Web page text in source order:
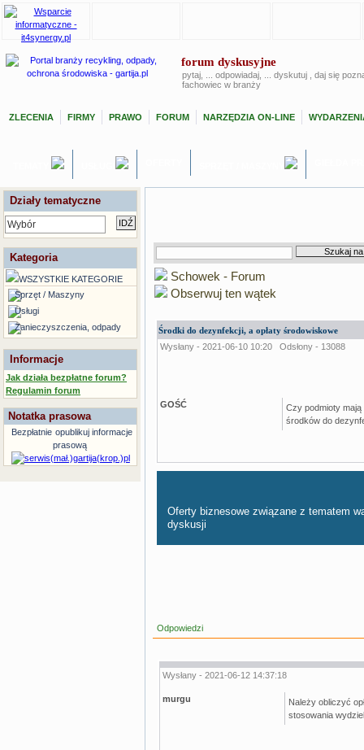
forum dyskusyjne
pytaj, ... odpowiadaj, ... dyskutuj , daj się
fachowiec w branży
ZLECENIA FIRMY PRAWO FORUM NARZĘDZIA ON-LINE
Działy tematyczne
Wybór
Kategoria
WSZYSTKIE KATEGORIE
Sprzęt / Maszyny
Usługi
Zanieczyszczenia, odpady
Informacje
Jak działa bezpłatne forum?
Regulamin forum
Notatka prasowa
Bezpłatnie opublikuj informacje
prasową
Schowek - Forum
Obserwuj ten wątek
Środki do dezynfekcji, a opłaty środowiskowe
Wysłany - 2021-06-10 10:20
Odsłony - 13088
GOŚĆ
Czy podmioty
środków do
Oferty biznesowe związane z tematem
dyskusji
Odpowiedzi
Wysłany - 2021-06-12 14:37:18
murgu
Należy obliczyć
stosowania